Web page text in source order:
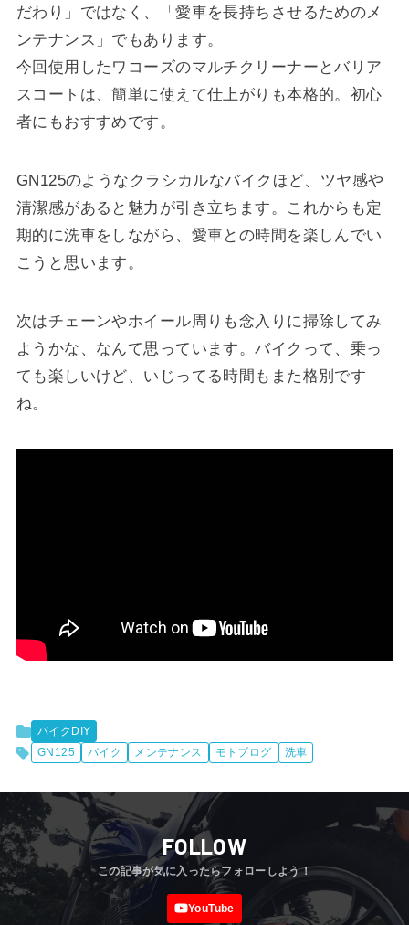
だわり」ではなく、「愛車を長持ちさせるためのメ
ンテナンス」でもあります。
今回使用したワコーズのマルチクリーナーとバリア
スコートは、簡単に使えて仕上がりも本格的。初心
者にもおすすめです。
GN125のようなクラシカルなバイクほど、ツヤ感や
清潔感があると魅力が引き立ちます。これからも定
期的に洗車をしながら、愛車との時間を楽しんでい
こうと思います。
次はチェーンやホイール周りも念入りに掃除してみ
ようかな、なんて思っています。バイクって、乗っ
ても楽しいけど、いじってる時間もまた格別です
ね。
バイクDIY
GN125
バイク メンテナンス モトブログ 洗車
FOLLOW